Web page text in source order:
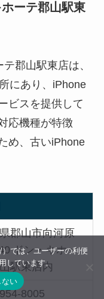
ーテ郡山駅東
郡山駅東店は、
にあり、iPhone
ビスを提供して
応機種が特徴
め、古いiPhone
郡山市向河原
ドン・キホー
駅東店内
8005
では、ユーザーの利便
しています。
ない